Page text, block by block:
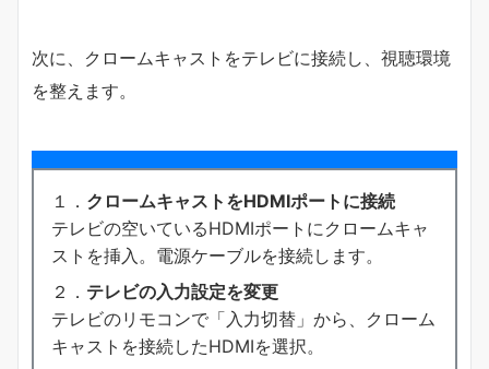
次に、クロームキャストをテレビに接続し、視聴環境
を整えます。
１． クロームキャストをHDMIポートに接続
テレビの空いているHDMIポートにクロームキャ
ストを挿入。電源ケーブルを接続します。
２． テレビの入力設定を変更
テレビのリモコンで「入力切替」から、クローム
キャストを接続したHDMIを選択。